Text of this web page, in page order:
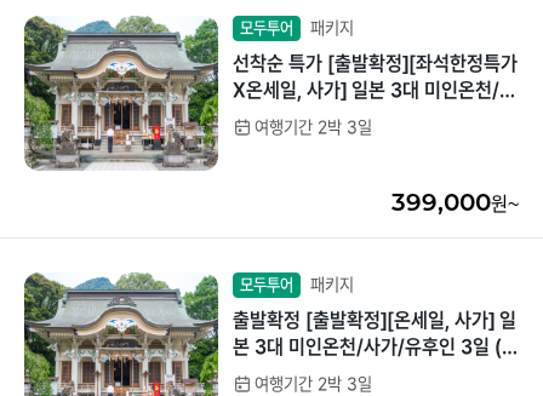
모두투어 패키지
선착순 특가 [출발확정][좌석한정특가
X온세일, 사가] 일본 3대 미인온천/사
가/유후인 3일 (온천호텔1박+이마리
시내호텔1박/현지특식제공)
여행기간 2박 3일
399,000원~
모두투어 패키지
출발확정 [출발확정][온세일, 사가] 일
본 3대 미인온천/사가/유후인 3일 (온
천호텔1박+이마리 시내호텔1박/현지
여행기간 2박 3일
브루나이
싱가포르
인도/네팔